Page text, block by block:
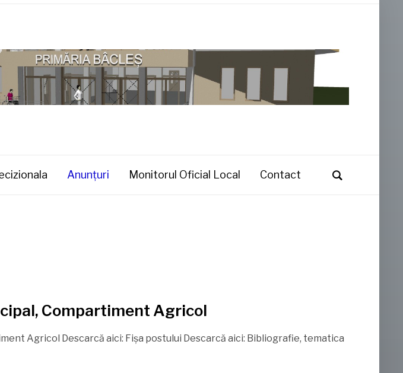
Anunţuri Monitorul Oficial Local Contact
Compartiment Agricol
Agricol Descarcă aici: Fişa postului Descarcă aici: Bibliografie, tematica